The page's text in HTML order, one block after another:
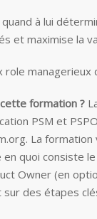
à lui
et maximise la
role managerieux
formation ?
PSM et
La
quoi consiste
Owner (en
des étapes